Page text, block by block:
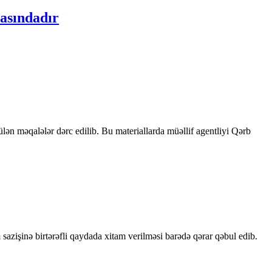
məqalələr dərc edilib. Bu materiallarda müəllif agentliyi Qərb
birtərəfli qaydada xitam verilməsi barədə qərar qəbul edib.